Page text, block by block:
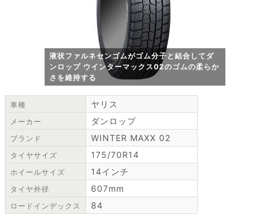
液状ファルネセンゴムがゴム分子と結合してダ
ンロップ ウインターマックス02のゴムの柔らか
さを維持する
車種 ヤリス
メーカー ダンロップ
ブランド WINTER MAXX 02
タイヤサイズ 175/70R14
ホイールサイズ 14インチ
タイヤ外径 607mm
ロードインデックス 84